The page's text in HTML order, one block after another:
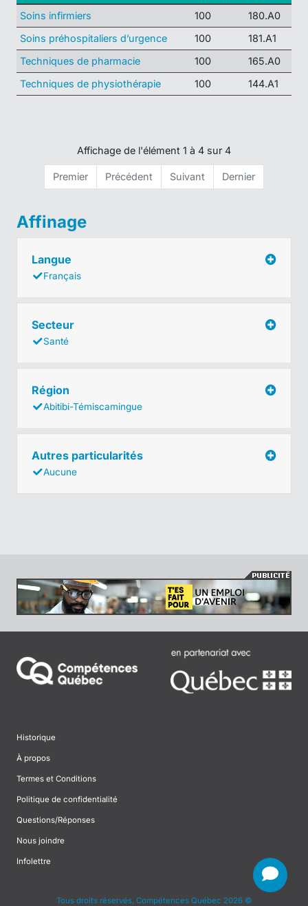
Soins infirmiers 100
180.A0
Soins préhospitaliers d’urgence
100
181.A1
Techniques de pharmacie
100
165.A0
Techniques de physiothérapie
100 144.A1
Affichage de l'élément 1 à 4 sur 4
Premier Précédent Suivant Dernier
Affinage
Langue
Français
Secteur
Santé
Région
Abitibi-Témiscamingue
Autres particularités
Aucune
Historique
À propos
Termes et Conditions
Politique de confidentialité
Questions/Réponses
Nous joindre
Infolettre
Tous droits réservés, Compétences Québec 2026 ©